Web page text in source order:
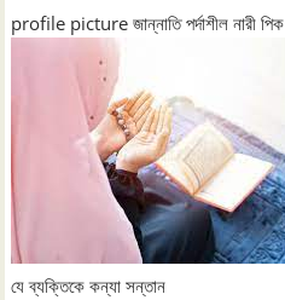
profile picture জান্নাতি পর্দাশীল নারী পিক
যে ব্যক্তিকে কন্যা সন্তান